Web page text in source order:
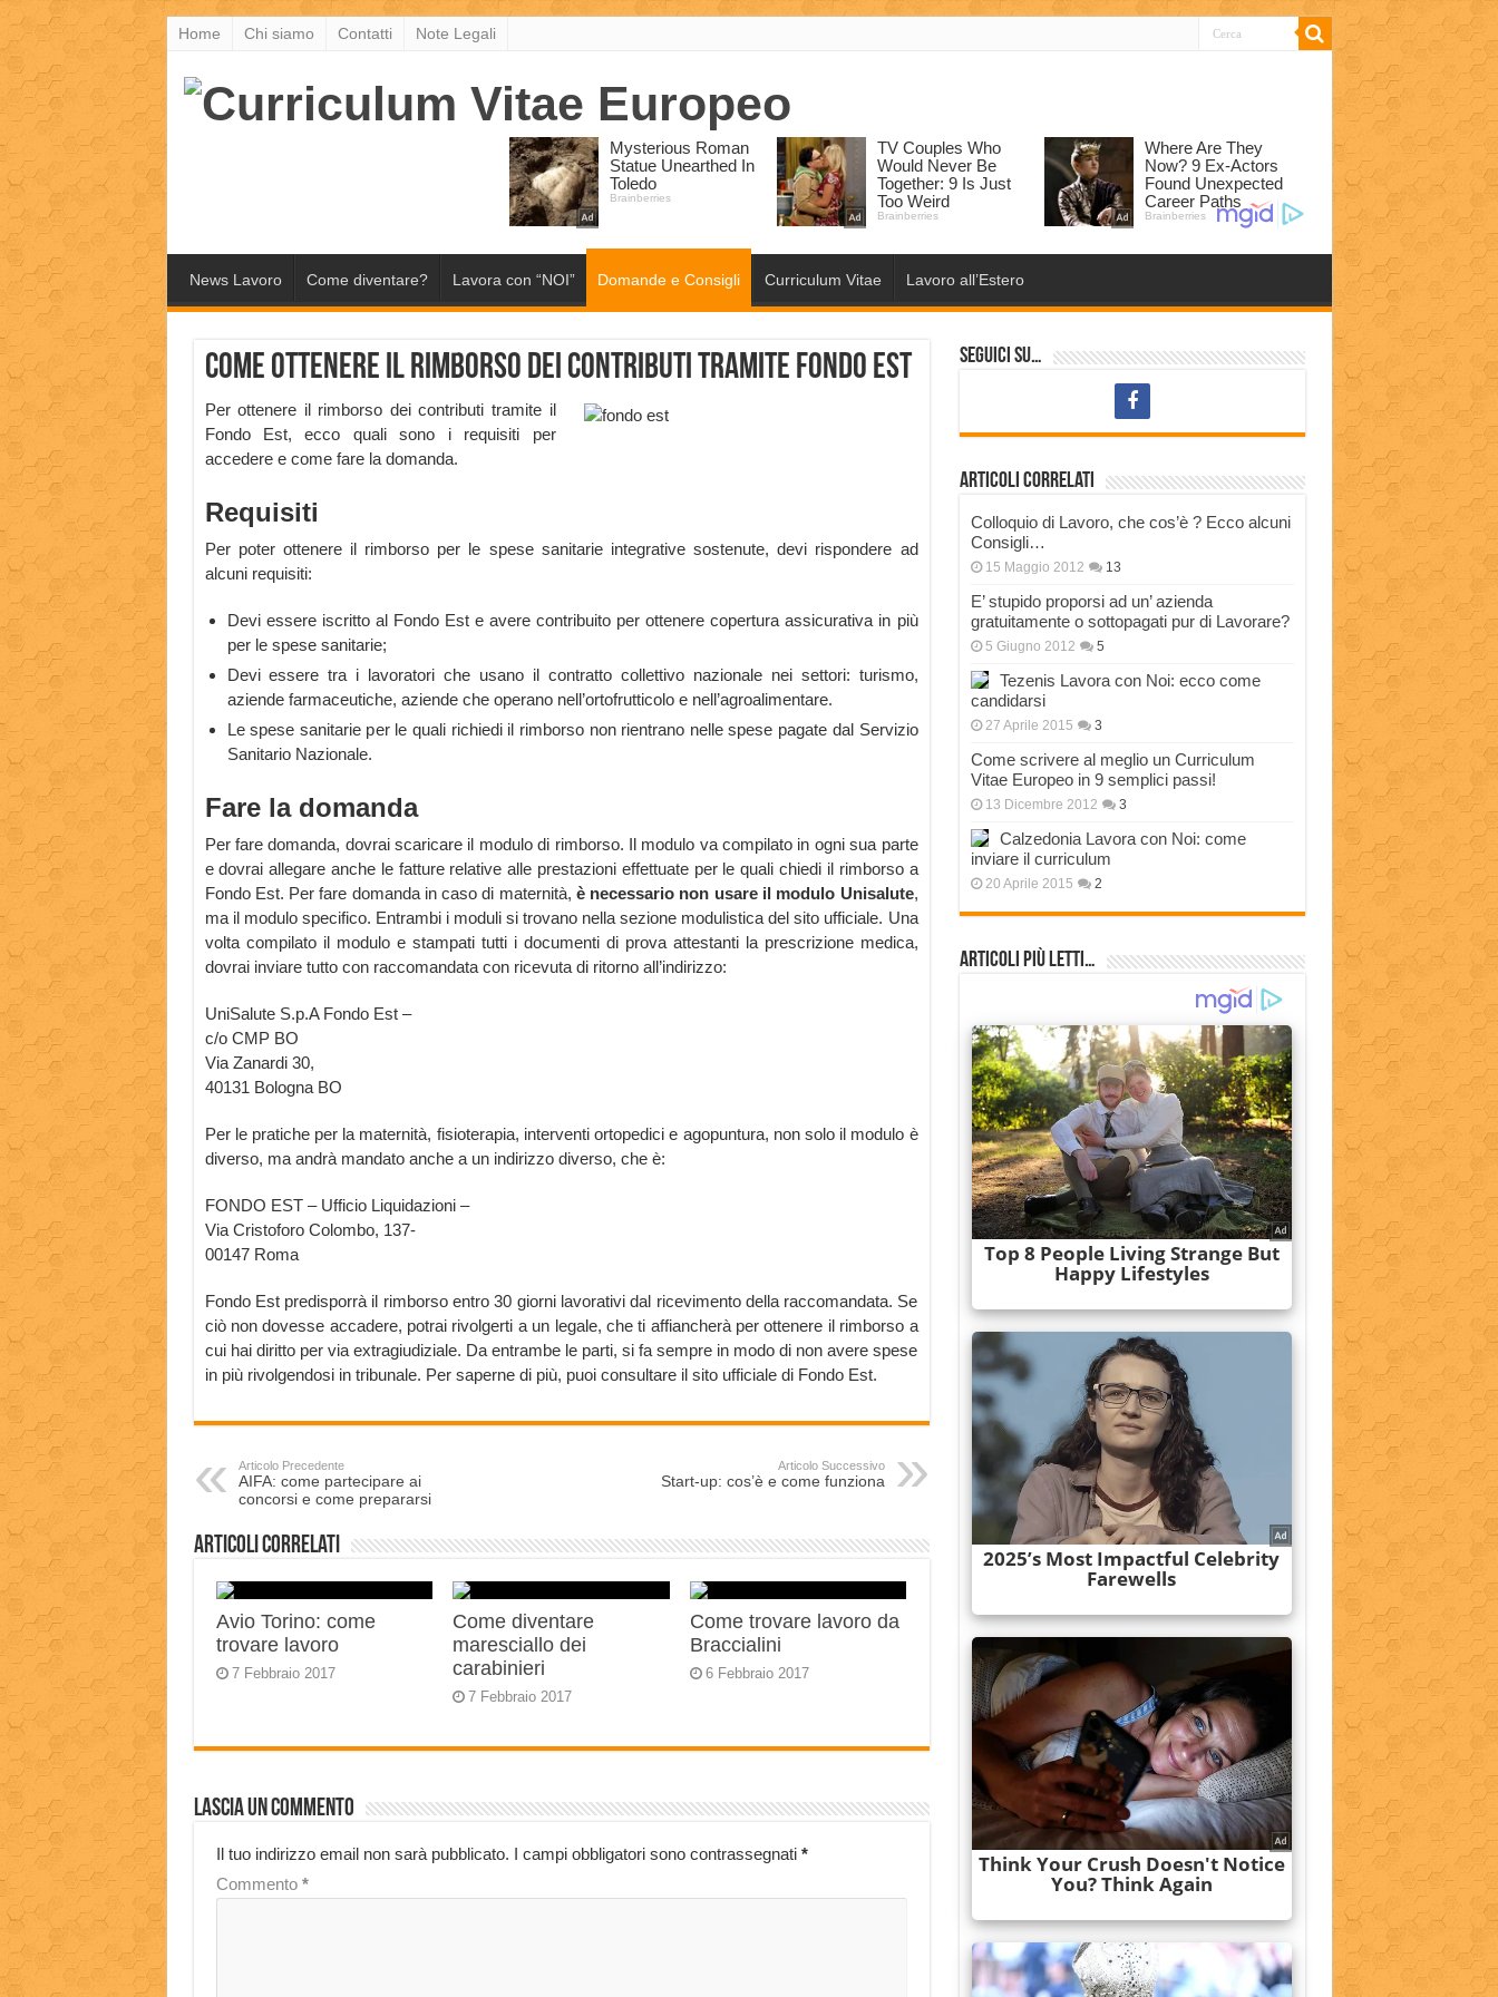
Home Chi siamo Contatti Note Legali
News Lavoro Come diventare? Lavora con “NOI” Domande e Consigli Curriculum Vitae Lavoro all’Estero
Come ottenere il rimborso dei contributi tramite Fondo Est
Per ottenere il rimborso dei contributi tramite il
Fondo Est, ecco quali sono i requisiti per
accedere e come fare la domanda.
Requisiti
Per poter ottenere il rimborso per le spese sanitarie integrative sostenute, devi rispondere ad
alcuni requisiti:
Devi essere iscritto al Fondo Est e avere contribuito per ottenere copertura assicurativa in più
per le spese sanitarie;
Devi essere tra i lavoratori che usano il contratto collettivo nazionale nei settori: turismo,
aziende farmaceutiche, aziende che operano nell’ortofrutticolo e nell’agroalimentare.
Le spese sanitarie per le quali richiedi il rimborso non rientrano nelle spese pagate dal Servizio
Sanitario Nazionale.
Fare la domanda
Per fare domanda, dovrai scaricare il modulo di rimborso. Il modulo va compilato in ogni sua parte
e dovrai allegare anche le fatture relative alle prestazioni effettuate per le quali chiedi il rimborso a
Fondo Est. Per fare domanda in caso di maternità, è necessario non usare il modulo Unisalute,
ma il modulo specifico. Entrambi i moduli si trovano nella sezione modulistica del sito ufficiale. Una
volta compilato il modulo e stampati tutti i documenti di prova attestanti la prescrizione medica,
dovrai inviare tutto con raccomandata con ricevuta di ritorno all’indirizzo:
UniSalute S.p.A Fondo Est –
c/o CMP BO
Via Zanardi 30,
40131 Bologna BO
Per le pratiche per la maternità, fisioterapia, interventi ortopedici e agopuntura, non solo il modulo è
diverso, ma andrà mandato anche a un indirizzo diverso, che è:
FONDO EST – Ufficio Liquidazioni –
Via Cristoforo Colombo, 137-
00147 Roma
Fondo Est predisporrà il rimborso entro 30 giorni lavorativi dal ricevimento della raccomandata. Se
ciò non dovesse accadere, potrai rivolgerti a un legale, che ti affiancherà per ottenere il rimborso a
cui hai diritto per via extragiudiziale. Da entrambe le parti, si fa sempre in modo di non avere spese
in più rivolgendosi in tribunale. Per saperne di più, puoi consultare il sito ufficiale di Fondo Est.
Articolo Precedente
AIFA: come partecipare ai
concorsi e come prepararsi
Articolo Successivo
Start-up: cos’è e come funziona
Articoli correlati
Avio Torino: come
trovare lavoro
7 Febbraio 2017
Come diventare
maresciallo dei
carabinieri
7 Febbraio 2017
Come trovare lavoro da
Braccialini
6 Febbraio 2017
Lascia un commento
Il tuo indirizzo email non sarà pubblicato. I campi obbligatori sono contrassegnati *
Commento *
Seguici su…
Articoli correlati
Colloquio di Lavoro, che cos’è ? Ecco alcuni
Consigli…
15 Maggio 2012 13
E’ stupido proporsi ad un’ azienda
gratuitamente o sottopagati pur di Lavorare?
5 Giugno 2012 5
Tezenis Lavora con Noi: ecco come
candidarsi
27 Aprile 2015 3
Come scrivere al meglio un Curriculum
Vitae Europeo in 9 semplici passi!
13 Dicembre 2012 3
Calzedonia Lavora con Noi: come
inviare il curriculum
20 Aprile 2015 2
Articoli più Letti…